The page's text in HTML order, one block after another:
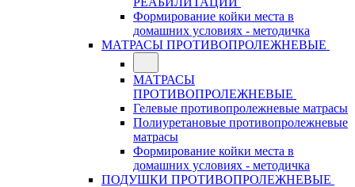
Формирование койки места в
домашних условиях - методичка
МАТРАСЫ ПРОТИВОПРОЛЕЖНЕВЫЕ
МАТРАСЫ
ПРОТИВОПРОЛЕЖНЕВЫЕ
Гелевые противопролежневые матрасы
Полиуретановые противопролежневые
матрасы
Формирование койки места в
домашних условиях - методичка
ПОДУШКИ ПРОТИВОПРОЛЕЖНЕВЫЕ